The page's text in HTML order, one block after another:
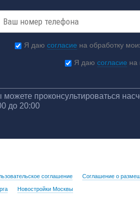
Я даю согласие на обработку
Я даю согласие на
можете проконсультироваться
до 20:00
соглашение Соглашение о
Новостройки Москвы